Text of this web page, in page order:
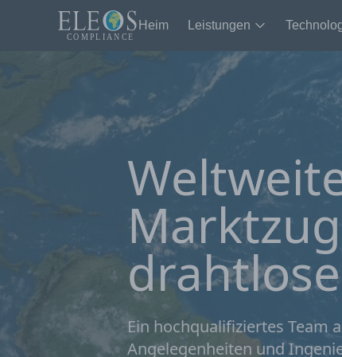
Heim Leistungen
Ein hochqualifiziertes Team
Angelegenheiten und